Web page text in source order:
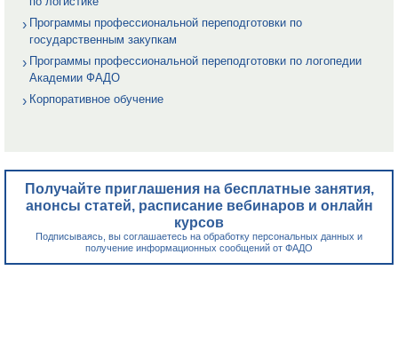
Программы профессиональной переподготовки по
государственным закупкам
Программы профессиональной переподготовки по логопедии
Академии ФАДО
Корпоративное обучение
Получайте приглашения на бесплатные занятия,
анонсы статей, расписание вебинаров и онлайн
курсов
Подписываясь, вы соглашаетесь на обработку персональных данных и
получение информационных сообщений от ФАДО